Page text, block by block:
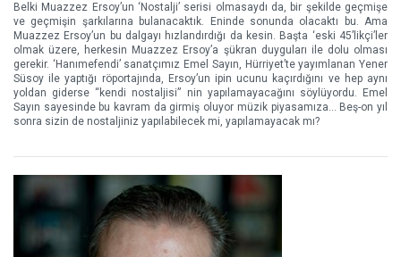
Belki Muazzez Ersoy’un ‘Nostalji’ serisi olmasaydı da, bir şekilde geçmişe
ve geçmişin şarkılarına bulanacaktık. Eninde sonunda olacaktı bu. Ama
Muazzez Ersoy’un bu dalgayı hızlandırdığı da kesin. Başta ‘eski 45’likçi’ler
olmak üzere, herkesin Muazzez Ersoy’a şükran duyguları ile dolu olması
gerekir. ‘Hanımefendi’ sanatçımız Emel Sayın, Hürriyet’te yayımlanan Yener
Süsoy ile yaptığı röportajında, Ersoy’un ipin ucunu kaçırdığını ve hep aynı
yoldan giderse “kendi nostaljisi” nin yapılamayacağını söylüyordu. Emel
Sayın sayesinde bu kavram da girmiş oluyor müzik piyasamıza... Beş-on yıl
sonra sizin de nostaljiniz yapılabilecek mi, yapılamayacak mı?